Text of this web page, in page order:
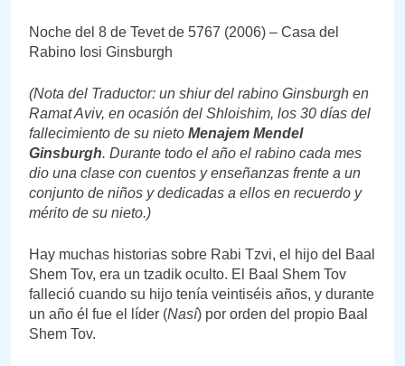
Noche del 8 de Tevet de 5767 (2006) – Casa del
Rabino Iosi Ginsburgh
(Nota del Traductor: un shiur del rabino Ginsburgh en
Ramat Aviv, en ocasión del Shloishim, los 30 días del
fallecimiento de su nieto Menajem Mendel
Ginsburgh. Durante todo el año el rabino cada mes
dio una clase con cuentos y enseñanzas frente a un
conjunto de niños y dedicadas a ellos en recuerdo y
mérito de su nieto.)
Hay muchas historias sobre Rabi Tzvi, el hijo del Baal
Shem Tov, era un tzadik oculto. El Baal Shem Tov
falleció cuando su hijo tenía veintiséis años, y durante
un año él fue el líder (Nasí) por orden del propio Baal
Shem Tov.